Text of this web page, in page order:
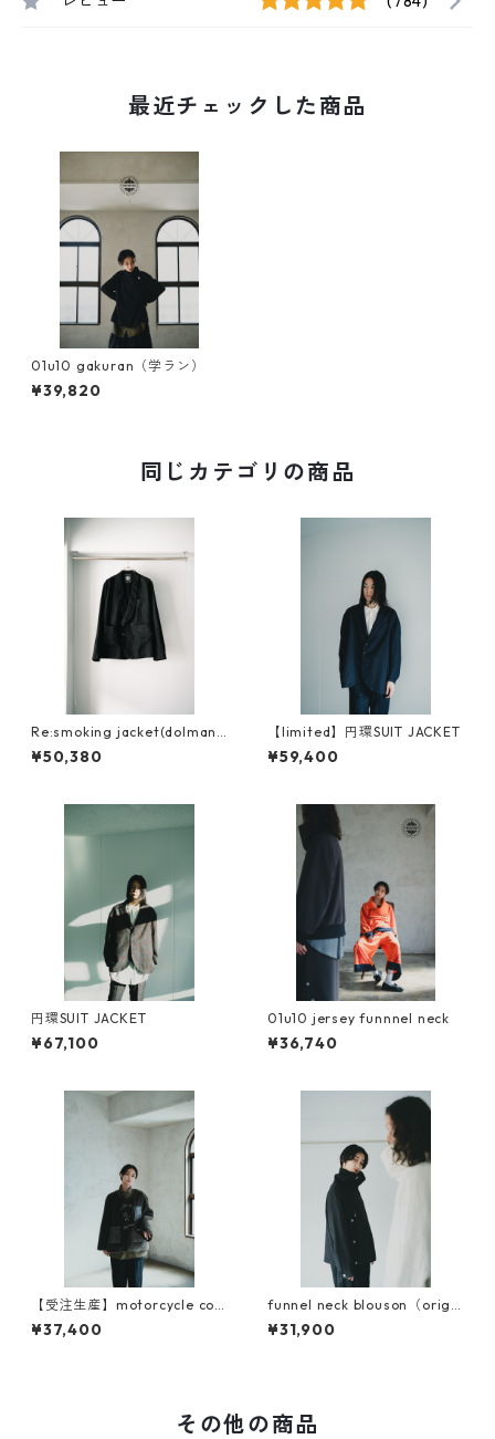
最近チェックした商品
01u10 gakuran（学ラン）
¥39,820
同じカテゴリの商品
Re:smoking jacket(dolman
sleeve )
¥50,380
【limited】円環SUIT JACKET
¥59,400
円環SUIT JACKET
¥67,100
01u10 jersey funnnel neck
¥36,740
【受注生産】motorcycle coa
t liner（original sleeve)
¥37,400
funnel neck blouson（origin
al sleeve）
¥31,900
その他の商品